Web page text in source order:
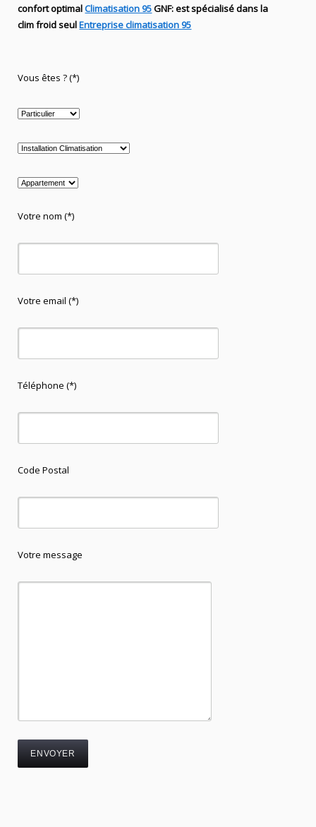
confort optimalClimatisation 95GNF:estspécialisédans la
climfroid seulEntreprise climatisation 95
Vous êtes ? (*)
Votre nom (*)
Votre email (*)
Téléphone (*)
Code Postal
Votre message